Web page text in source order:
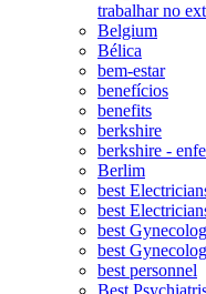
trabalhar no
Belgium
Bélica
bem-estar
benefícios
benefits
berkshire
berkshire -
Berlim
best
best
best
best
best personnel
Best